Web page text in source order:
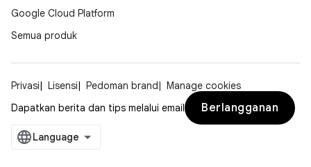
Google Cloud Platform
Semua produk
Privasi Lisensi Pedoman brand
Manage cookies
Dapatkan berita dan tips melalui email
Berlangganan